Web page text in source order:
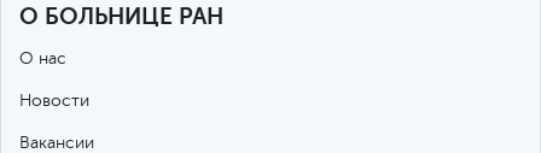
О БОЛЬНИЦЕ РАН
О нас
Новости
Вакансии